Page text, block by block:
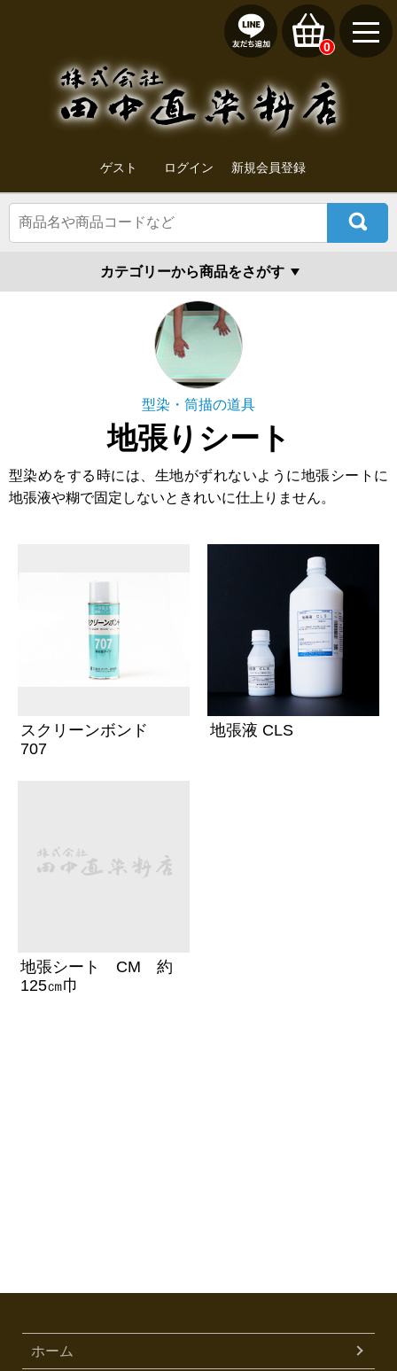
ゲスト ログイン 新規会員登録
0
カテゴリーから商品をさがす
型染・筒描の道具
地張りシート
型染めをする時には、生地がずれないように地張シートに
地張液や糊で固定しないときれいに仕上りません。
スクリーンボンド
707
地張液 CLS
地張シート CM 約
125㎝巾
ホーム